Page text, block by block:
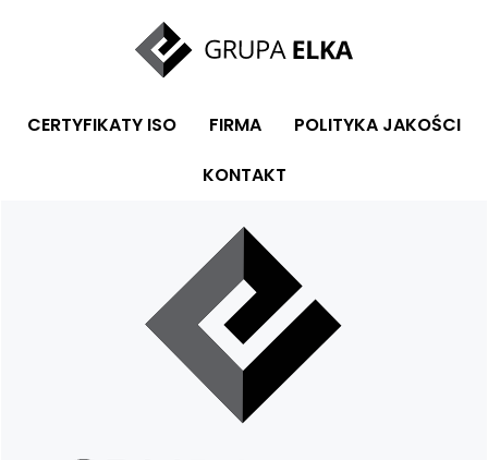
CERTYFIKATY ISO FIRMA
POLITYKA JAKOŚCI
KONTAKT